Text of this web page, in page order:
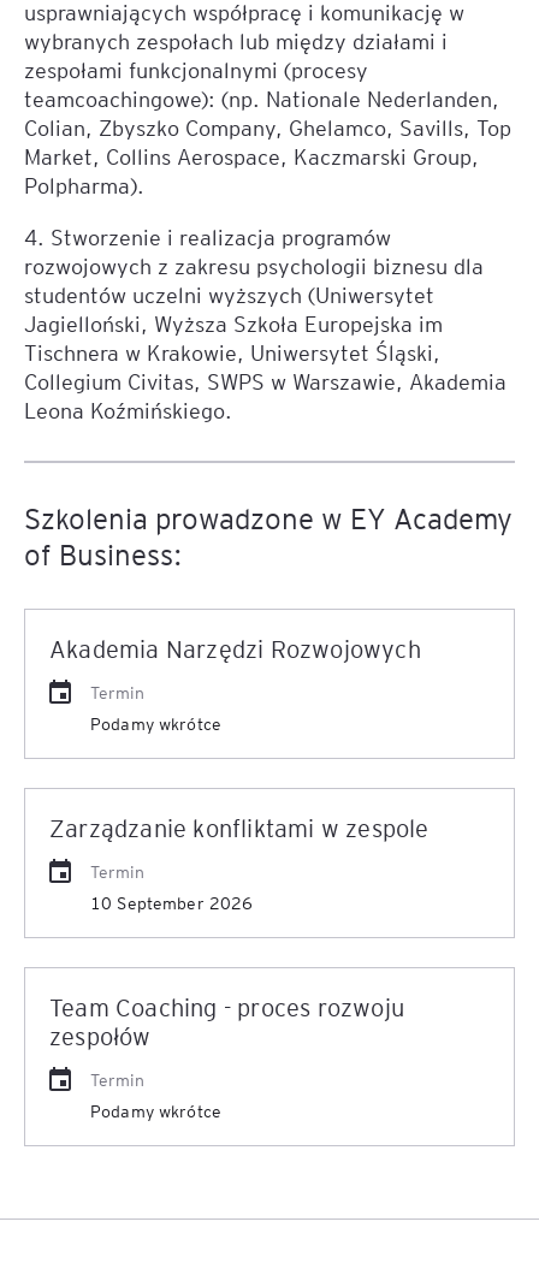
usprawniających współpracę i komunikację w
wybranych zespołach lub między działami i
zespołami funkcjonalnymi (procesy
teamcoachingowe): (np. Nationale Nederlanden,
Colian, Zbyszko Company, Ghelamco, Savills, Top
Market, Collins Aerospace, Kaczmarski Group,
Polpharma).
4. Stworzenie i realizacja programów
rozwojowych z zakresu psychologii biznesu dla
studentów uczelni wyższych (Uniwersytet
Jagielloński, Wyższa Szkoła Europejska im
Tischnera w Krakowie, Uniwersytet Śląski,
Collegium Civitas, SWPS w Warszawie, Akademia
Leona Koźmińskiego.
Szkolenia prowadzone w EY Academy
of Business:
Akademia Narzędzi Rozwojowych
Termin
Podamy wkrótce
Zarządzanie konfliktami w zespole
Termin
10 September 2026
Team Coaching - proces rozwoju
zespołów
Termin
Podamy wkrótce